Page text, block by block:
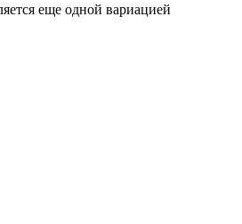
еще одной вариацией